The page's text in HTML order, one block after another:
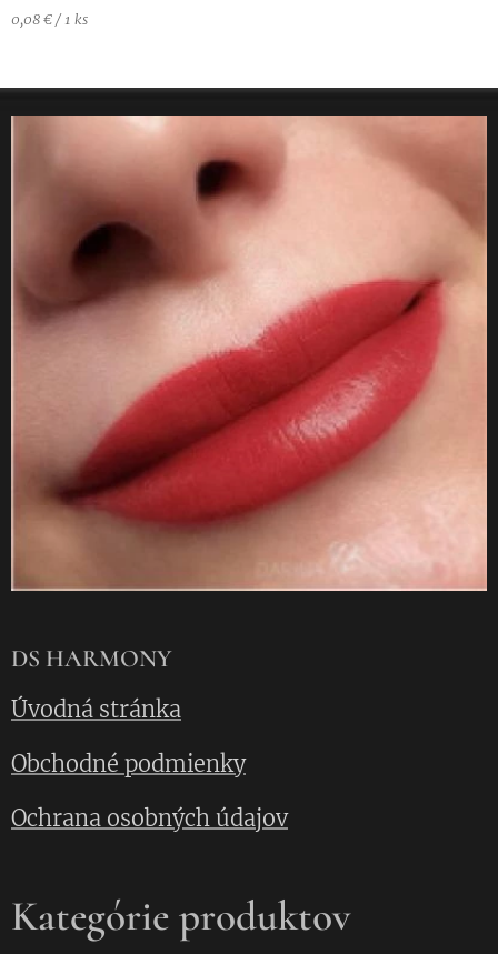
0,08 € / 1 ks
DS HARMONY
Úvodná stránka
Obchodné podmienky
Ochrana osobných údajov
Kategórie produktov